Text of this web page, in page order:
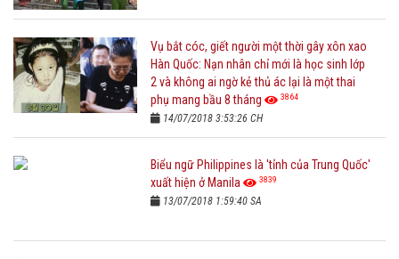
Vụ bắt cóc, giết người một thời gây xôn xao
Hàn Quốc: Nạn nhân chỉ mới là học sinh lớp
2 và không ai ngờ kẻ thủ ác lại là một thai
phụ mang bầu 8 tháng
3864
14/07/2018 3:53:26 CH
Biểu ngữ Philippines là 'tỉnh của Trung Quốc'
xuất hiện ở Manila
3839
13/07/2018 1:59:40 SA